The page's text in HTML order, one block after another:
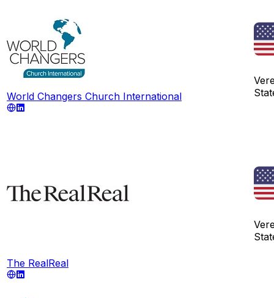
World Changers Church International
The RealReal